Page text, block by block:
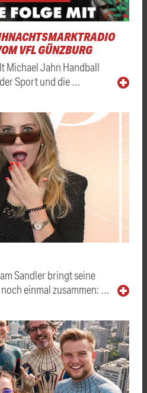
VFL GÜNZBURG
Michael Jahn Handball
Sport und die …
Sandler bringt seine
einmal zusammen: …